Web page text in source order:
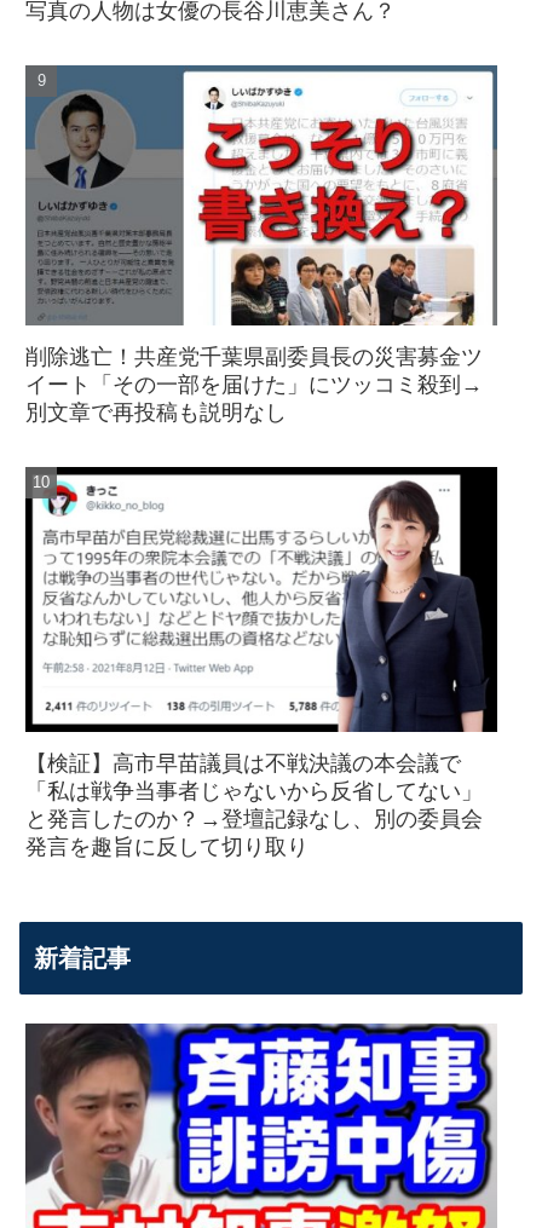
写真の人物は女優の長谷川恵美さん？
削除逃亡！共産党千葉県副委員長の災害募金ツ
イート「その一部を届けた」にツッコミ殺到→
別文章で再投稿も説明なし
【検証】高市早苗議員は不戦決議の本会議で
「私は戦争当事者じゃないから反省してない」
と発言したのか？→登壇記録なし、別の委員会
発言を趣旨に反して切り取り
新着記事